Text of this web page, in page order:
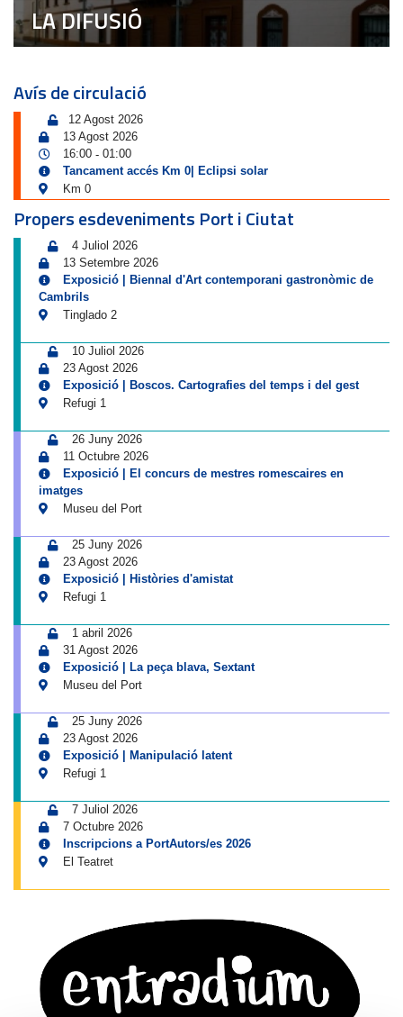
LA DIFUSIÓ
Avís de circulació
12 Agost 2026
13 Agost 2026
16:00 - 01:00
Tancament accés Km 0| Eclipsi solar
Km 0
Propers esdeveniments Port i Ciutat
4 Juliol 2026
13 Setembre 2026
Exposició | Biennal d'Art contemporani gastronòmic de
Cambrils
Tinglado 2
10 Juliol 2026
23 Agost 2026
Exposició | Boscos. Cartografies del temps i del gest
Refugi 1
26 Juny 2026
11 Octubre 2026
Exposició | El concurs de mestres romescaires en
imatges
Museu del Port
25 Juny 2026
23 Agost 2026
Exposició | Històries d'amistat
Refugi 1
1 abril 2026
31 Agost 2026
Exposició | La peça blava, Sextant
Museu del Port
25 Juny 2026
23 Agost 2026
Exposició | Manipulació latent
Refugi 1
7 Juliol 2026
7 Octubre 2026
Inscripcions a PortAutors/es 2026
El Teatret